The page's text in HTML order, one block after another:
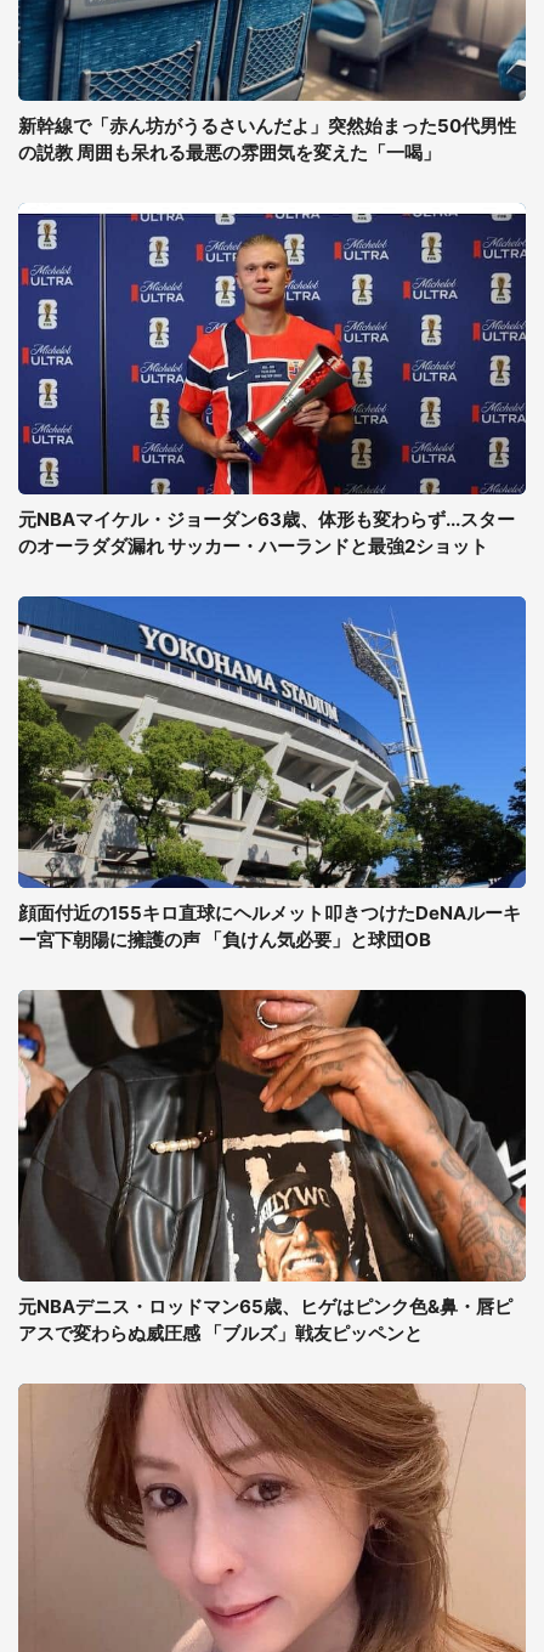
新幹線で「赤ん坊がうるさいんだよ」突然始まった50代男性
の説教 周囲も呆れる最悪の雰囲気を変えた「一喝」
元NBAマイケル・ジョーダン63歳、体形も変わらず...スター
のオーラダダ漏れ サッカー・ハーランドと最強2ショット
顔面付近の155キロ直球にヘルメット叩きつけたDeNAルーキ
ー宮下朝陽に擁護の声 「負けん気必要」と球団OB
元NBAデニス・ロッドマン65歳、ヒゲはピンク色&鼻・唇ピ
アスで変わらぬ威圧感 「ブルズ」戦友ピッペンと